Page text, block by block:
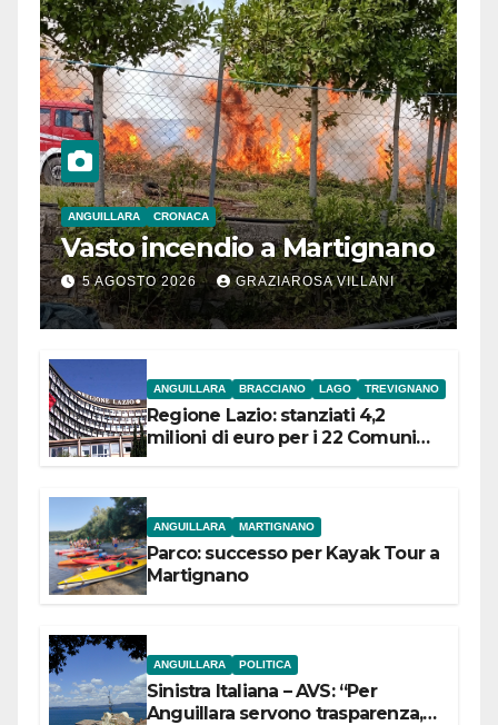
ANGUILLARA CRONACA
Vasto incendio a Martignano
5 AGOSTO 2026 GRAZIAROSA VILLANI
ANGUILLARA BRACCIANO LAGO TREVIGNANO
Regione Lazio: stanziati 4,2
milioni di euro per i 22 Comuni
ANGUILLARA MARTIGNANO
Parco: successo per Kayak Tour a
Martignano
ANGUILLARA POLITICA
Sinistra Italiana – AVS: “Per
Anguillara servono trasparenza,